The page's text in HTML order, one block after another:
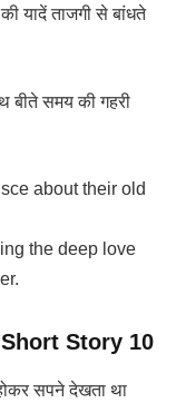
यादें ताजगी से बांधते
बीते समय की गहरी
about their old
the deep love
Story 10
सपने देखता था